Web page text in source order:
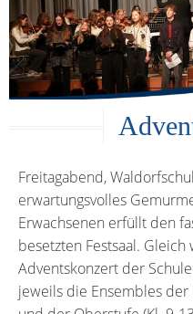
Freitagabend,
erwartungsvolles
Erwachsenen erfüllt den
besetzten Festsaal.
Adventskonzert der
jeweils die Ensembles